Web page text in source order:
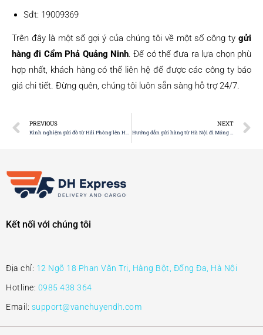
Sđt: 19009369
Trên đây là một số gợi ý của chúng tôi về một số công ty gửi
hàng đi Cẩm Phả Quảng Ninh. Để có thể đưa ra lựa chọn phù
hợp nhất, khách hàng có thể liên hệ để được các công ty báo
giá chi tiết. Đừng quên, chúng tôi luôn sẵn sàng hỗ trợ 24/7.
PREVIOUS
Kinh nghiệm gửi đồ từ Hải Phòng lên Hà Nội bạn cần biết
NEXT
Hướng dẫn gửi hàng từ Hà Nội đi Móng Cái nhanh chóng, giá rẻ
Kết nối với chúng tôi
Địa chỉ: 12 Ngõ 18 Phan Văn Trị, Hàng Bột, Đống Đa, Hà Nội
Hotline: 0985 438 364
Email: support@vanchuyendh.com